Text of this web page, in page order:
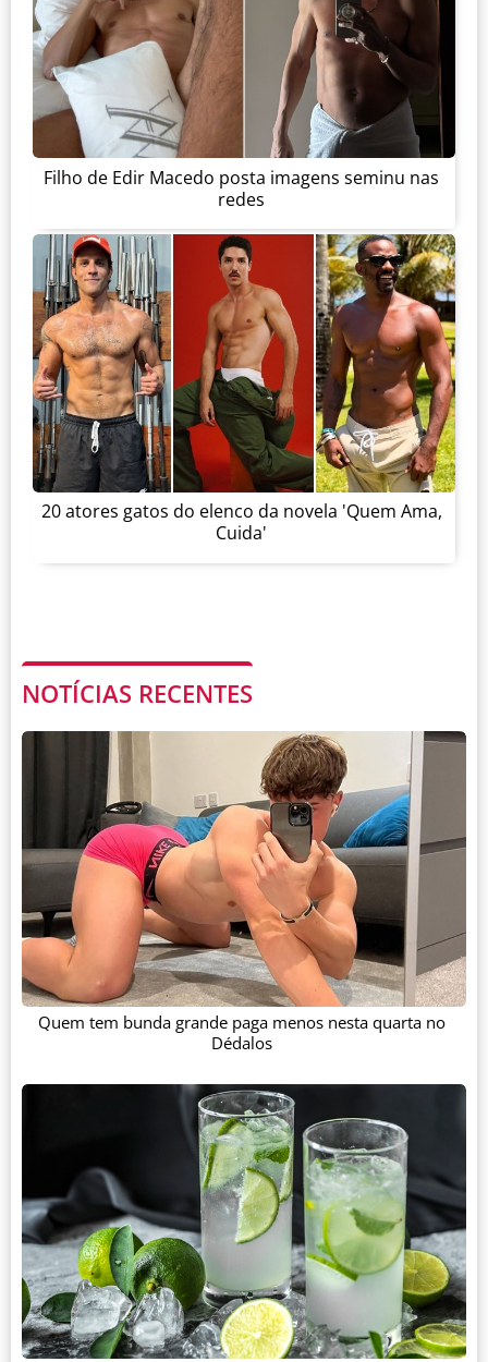
Filho de Edir Macedo posta imagens seminu nas
redes
20 atores gatos do elenco da novela 'Quem Ama,
Cuida'
NOTÍCIAS RECENTES
Quem tem bunda grande paga menos nesta quarta no
Dédalos